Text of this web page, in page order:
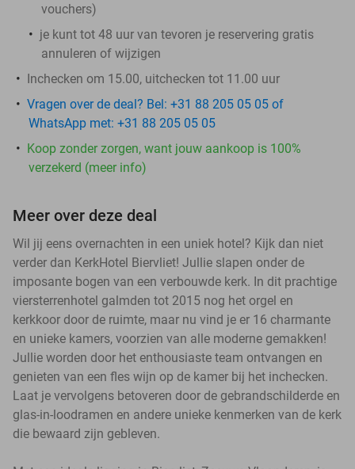
vouchers)
je kunt tot 48 uur van tevoren je reservering gratis
annuleren of wijzigen
Inchecken om 15.00, uitchecken tot 11.00 uur
Vragen over de deal? Bel: +31 88 205 05 05 of
WhatsApp met: +31 88 205 05 05
Koop zonder zorgen, want jouw aankoop is 100%
verzekerd (meer info)
Meer over deze deal
Wil jij eens overnachten in een uniek hotel? Kijk dan niet
verder dan KerkHotel Biervliet! Jullie slapen onder de
imposante bogen van een verbouwde kerk. In dit prachtige
viersterrenhotel galmden tot 2015 nog het orgel en
kerkkoor door de ruimte, maar nu vind je er 16 charmante
en unieke kamers, voorzien van alle moderne gemakken!
Jullie worden door het enthousiaste team ontvangen en
genieten van een fles wijn op de kamer bij het inchecken.
Laat je vervolgens betoveren door de gebrandschilderde en
glas-in-loodramen en andere unieke kenmerken van de kerk
die bewaard zijn gebleven.